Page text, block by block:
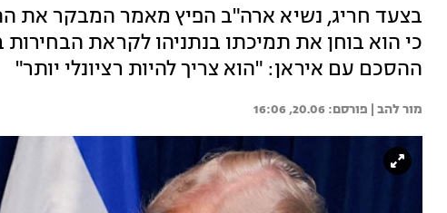
בצעד חריג, נשיא ארה"ב הפיץ מאמר המבקר את
כי הוא בוחן את תמיכתו בנתניהו לקראת
ההסכם עם איראן: "הוא צריך להיות רציונלי יותר"
מור להב | 20.06, 16:06